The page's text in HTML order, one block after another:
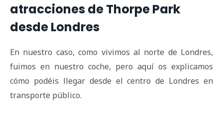
atracciones de Thorpe Park
desde Londres
En nuestro caso, como vivimos al norte de Londres,
fuimos en nuestro coche, pero aquí os explicamos
cómo podéis llegar desde el centro de Londres en
transporte público.